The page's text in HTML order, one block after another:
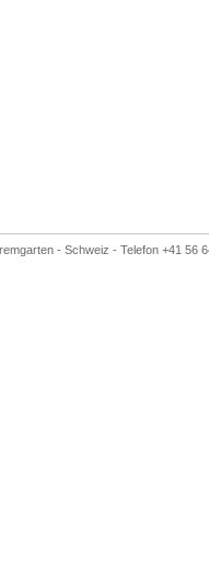
- Schweiz - Telefon +41 56